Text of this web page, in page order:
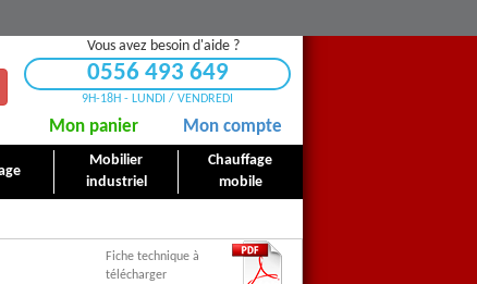
Vous avez besoin d'aide ?
0556 493 649
9H-18H - LUNDI / VENDREDI
Mon panier Mon compte
Mobilier
industriel
Chauffage
mobile
Fiche technique à
télécharger